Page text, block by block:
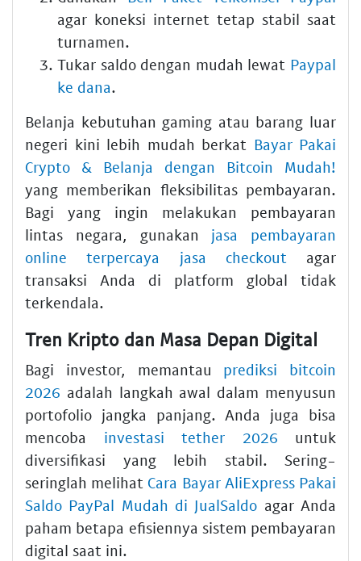
agar koneksi internet tetap stabil saat
turnamen.
Tukar saldo dengan mudah lewat Paypal
ke dana.
Belanja kebutuhan gaming atau barang luar
negeri kini lebih mudah berkat Bayar Pakai
Crypto & Belanja dengan Bitcoin Mudah!
yang memberikan fleksibilitas pembayaran.
Bagi yang ingin melakukan pembayaran
lintas negara, gunakan jasa pembayaran
online terpercaya jasa checkout agar
transaksi Anda di platform global tidak
terkendala.
Tren Kripto dan Masa Depan Digital
Bagi investor, memantau prediksi bitcoin
2026 adalah langkah awal dalam menyusun
portofolio jangka panjang. Anda juga bisa
mencoba investasi tether 2026 untuk
diversifikasi yang lebih stabil. Sering-
seringlah melihat Cara Bayar AliExpress Pakai
Saldo PayPal Mudah di JualSaldo agar Anda
paham betapa efisiennya sistem pembayaran
digital saat ini.